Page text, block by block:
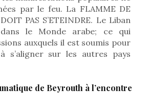
par le feu. La FLAMME DE
PAS S’ETEINDRE. Le Liban
le Monde arabe; ce qui
auxquels il est soumis pour
s’aligner sur les autres pays
de Beyrouth à l’encontre